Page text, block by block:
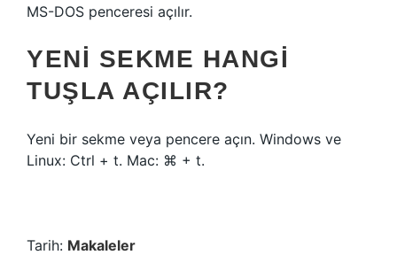
MS-DOS penceresi açılır.
YENI SEKME HANGI
TUŞLA AÇILIR?
Yeni bir sekme veya pencere açın. Windows ve
Linux: Ctrl + t. Mac: ⌘ + t.
Tarih: Makaleler